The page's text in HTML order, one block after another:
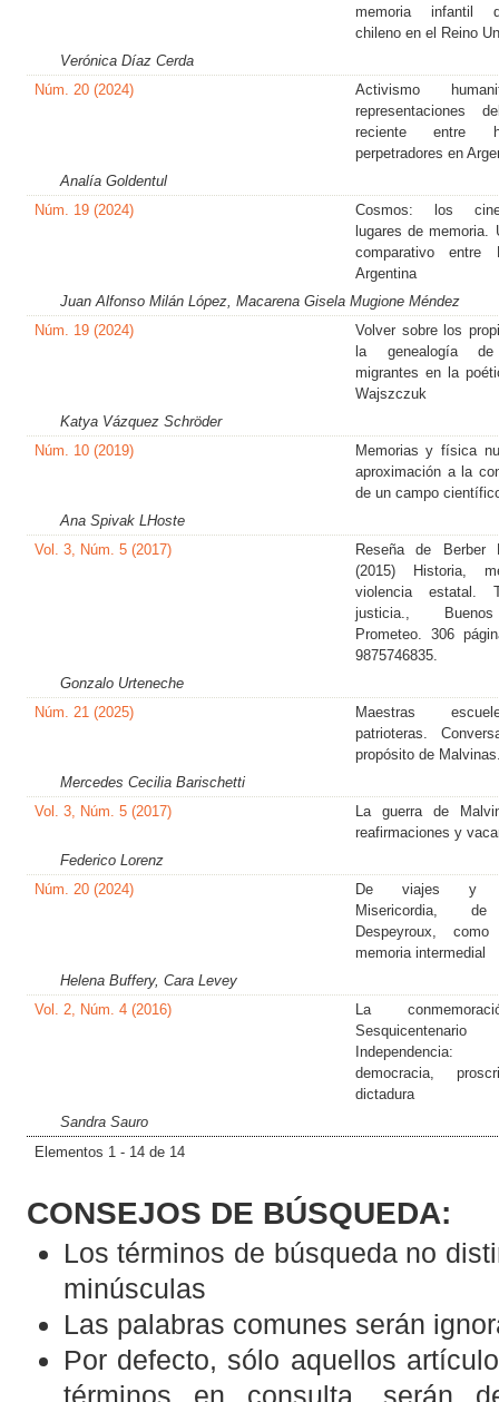
memoria infantil
chileno en el Reino
Verónica Díaz Cerda
Núm. 20 (2024)
Activismo
representaciones
reciente entre
perpetradores en
Analía Goldentul
Núm. 19 (2024)
Cosmos: los
lugares de memoria.
comparativo entre
Argentina
Juan Alfonso Milán López, Macarena Gisela Mugione Méndez
Núm. 19 (2024)
Volver sobre los
la genealogía
migrantes en la
Wajszczuk
Katya Vázquez Schröder
Núm. 10 (2019)
Memorias y física
aproximación a la
de un campo
Ana Spivak LHoste
Vol. 3, Núm. 5 (2017)
Reseña de Berber
(2015) Historia,
violencia estatal.
justicia.,
Prometeo. 306
9875746835.
Gonzalo Urteneche
Núm. 21 (2025)
Maestras
patrioteras.
propósito de
Mercedes Cecilia Barischetti
Vol. 3, Núm. 5 (2017)
La guerra de
reafirmaciones y
Federico Lorenz
Núm. 20 (2024)
De viajes y
Misericordia,
Despeyroux,
memoria intermedial
Helena Buffery, Cara Levey
Vol. 2, Núm. 4 (2016)
La
democracia,
dictadura
Sandra Sauro
Elementos 1 - 14 de 14
CONSEJOS DE BÚSQUEDA:
Los términos de búsqueda no
minúsculas
Las palabras comunes serán
Por defecto, sólo aquellos
términos en consulta, serán